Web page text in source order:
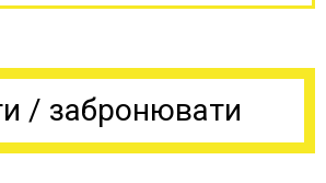
/ забронювати